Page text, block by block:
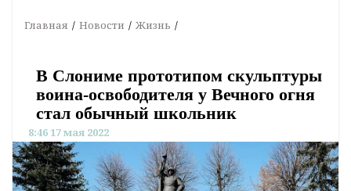
Главная Новости Жизнь
В Слониме прототипом скульптуры
воина-освободителя у Вечного огня
стал обычный школьник
8:46 17 мая 2022